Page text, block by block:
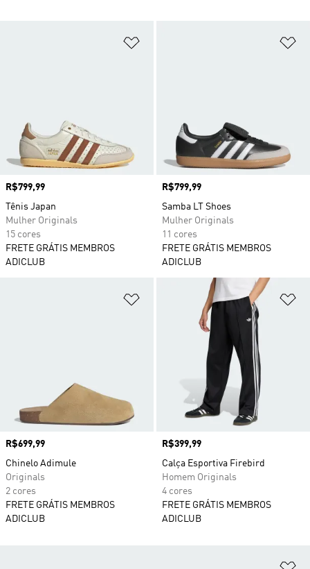
Preço
R$799,99
Tênis Japan
Mulher Originals
15 cores
FRETE GRÁTIS MEMBROS
ADICLUB
Preço
R$799,99
Samba LT Shoes
Mulher Originals
11 cores
FRETE GRÁTIS MEMBROS
ADICLUB
Adicionar à Lista de Desejos
Preço
R$699,99
Chinelo Adimule
Originals
2 cores
FRETE GRÁTIS MEMBROS
ADICLUB
Preço
R$399,99
Calça Esportiva Firebird
Homem Originals
4 cores
FRETE GRÁTIS MEMBROS
ADICLUB